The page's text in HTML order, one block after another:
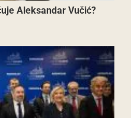
Aleksandar Vučić?